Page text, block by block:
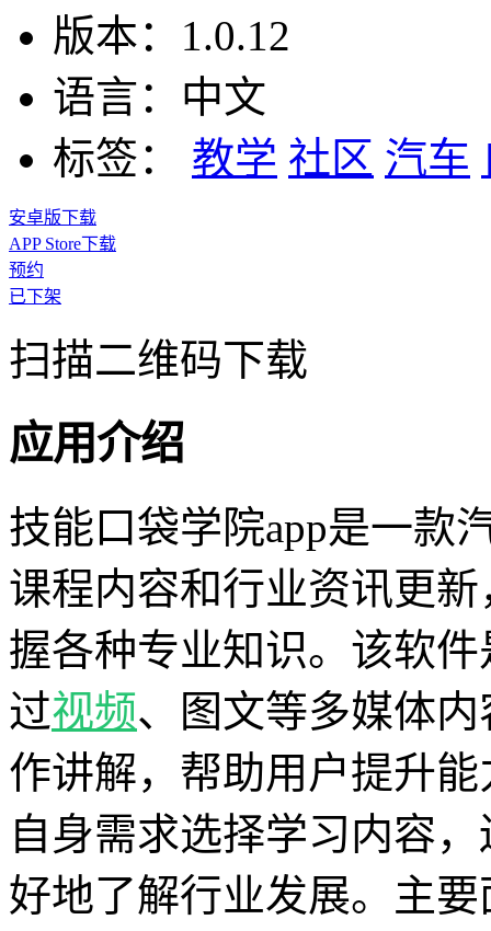
版本： 1.0.12
语言： 中文
标签：
教学 社区 汽车
安卓版下载
APP Store下载
预约
已下架
扫描二维码下载
应用介绍
技能口袋学院app是一款
课程内容和行业资讯更
握各种专业知识。该软
过视频、图文等多媒体
作讲解，帮助用户提升
自身需求选择学习内容
好地了解行业发展。主要